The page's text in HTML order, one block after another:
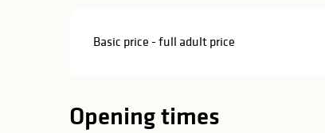
Basic price - full adult price
Opening times